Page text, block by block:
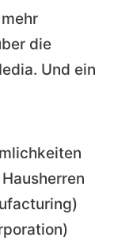
die
Und ein